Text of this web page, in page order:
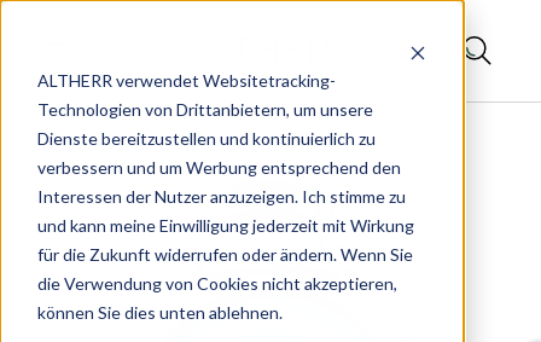
ALTHERR verwendet Websitetracking-
Technologien von Drittanbietern, um unsere
Dienste bereitzustellen und kontinuierlich zu
verbessern und um Werbung entsprechend den
Interessen der Nutzer anzuzeigen. Ich stimme zu
und kann meine Einwilligung jederzeit mit Wirkung
für die Zukunft widerrufen oder ändern. Wenn Sie
die Verwendung von Cookies nicht akzeptieren,
können Sie dies unten ablehnen.